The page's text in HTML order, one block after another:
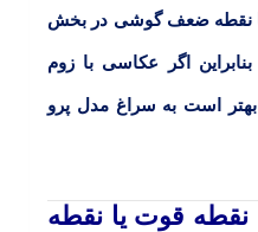
نقطه ضعف گوشی در بخش
اگر عکاسی با زوم
است به سراغ مدل پرو
13 مینی؛ نقطه قوت یا نقطه